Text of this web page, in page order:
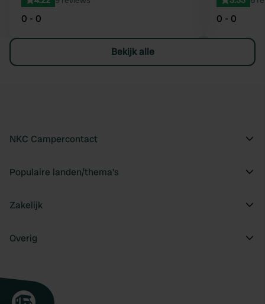
0 - 0 0 - 0
Bekijk alle
NKC Campercontact
Populaire landen/thema's
Zakelijk
Overig